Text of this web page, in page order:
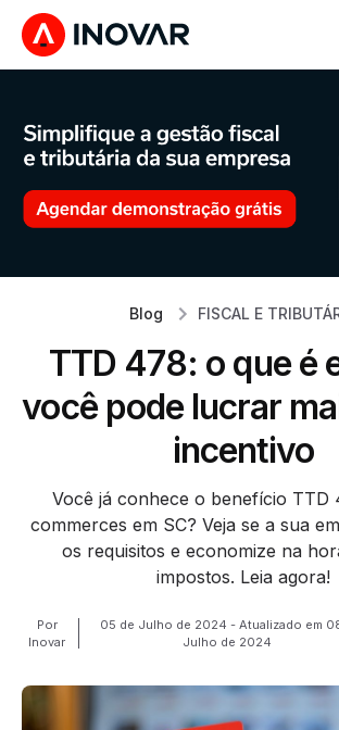
Blog FISCAL E
TTD 478: o que é
você pode lucrar
incentivo
Você já conhece o benefício TTD
commerces em SC? Veja se a sua
os requisitos e economize na
impostos. Leia agora!
Por
Inovar
05 de Julho de 2024 - Atualizado em
Julho de 2024